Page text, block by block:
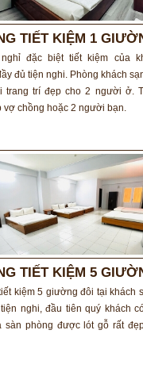
TIẾT KIỆM 1
nghỉ đặc biệt tiết kiệm của
đủ tiện nghi. Phòng khách
trang trí đẹp cho 2 người ở.
vợ chồng hoặc 2 người bạn.
TIẾT KIỆM 5
kiệm 5 giường đôi tại khách
nghi, đầu tiên quý khách
sàn phòng được lót gỗ rất